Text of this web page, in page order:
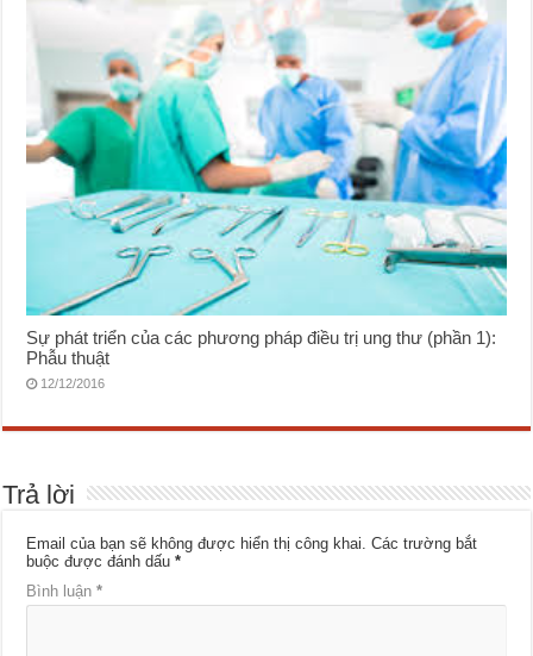
Sự phát triển của các phương pháp điều trị ung thư (phần 1):
Phẫu thuật
12/12/2016
Trả lời
Email của bạn sẽ không được hiển thị công khai. Các trường bắt
buộc được đánh dấu*
Bình luận*